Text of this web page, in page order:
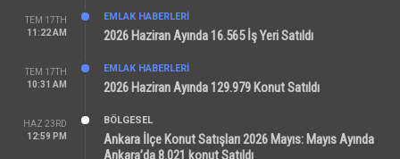
TEM 17TH
11:22 AM
EMLAK HABERLERI
2026 Haziran Ayında 16.565 İş Yeri Satıldı
TEM 17TH
10:31 AM
EMLAK HABERLERI
2026 Haziran Ayında 129.979 Konut Satıldı
HAZ 23RD
12:59 PM
BÖLGESEL
Ankara İlçe Konut Satışları 2026 Mayıs: Mayıs Ayında
Ankara’da 8.021 konut Satıldı